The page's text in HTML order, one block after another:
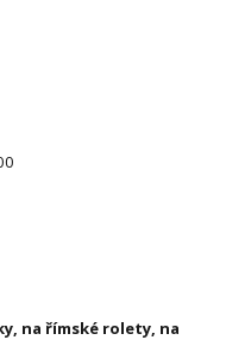
na římské rolety, na